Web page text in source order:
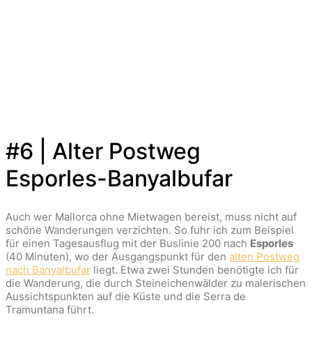
#6 | Alter Postweg
Esporles-Banyalbufar
Auch wer Mallorca ohne Mietwagen bereist, muss nicht auf
schöne Wanderungen verzichten. So fuhr ich zum Beispiel
für einen Tagesausflug mit der Buslinie 200 nach Esporles
(40 Minuten), wo der Ausgangspunkt für den alten Postweg
nach Banyalbufar liegt. Etwa zwei Stunden benötigte ich für
die Wanderung, die durch Steineichenwälder zu malerischen
Aussichtspunkten auf die Küste und die Serra de
Tramuntana führt.